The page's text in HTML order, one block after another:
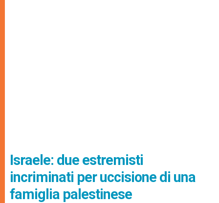
Israele: due estremisti
incriminati per uccisione di una
famiglia palestinese